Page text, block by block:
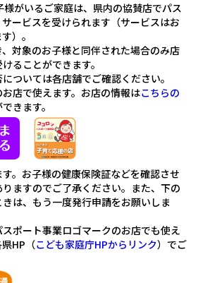
様がいるご家庭は、県内の協賛店でパス
ービスを受けられます（サービスはお
）。
対象のお子様と同伴された場合のみ店
ることができます。
ついては各店舗でご確認ください。
店で使えます。お店の情報はこちらの
きます。
。お子様の健康保険証などを確認させ
ますのでご了承ください。また、下の
は、もう一度発行申請をお願いしま
ポート事業ロゴマークのお店でも使え
HP（こども家庭庁HPからリンク）でご